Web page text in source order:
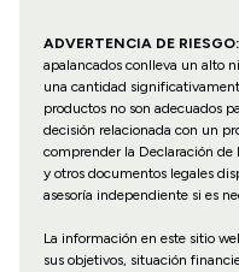
ADVERTENCIA DE RIESGO:
apalancados conlleva un alto
una cantidad
productos no son adecuados
decisión relacionada con un
comprender la Declaración
y otros documentos legales
asesoría independiente si es
La información en este sitio
sus objetivos, situación